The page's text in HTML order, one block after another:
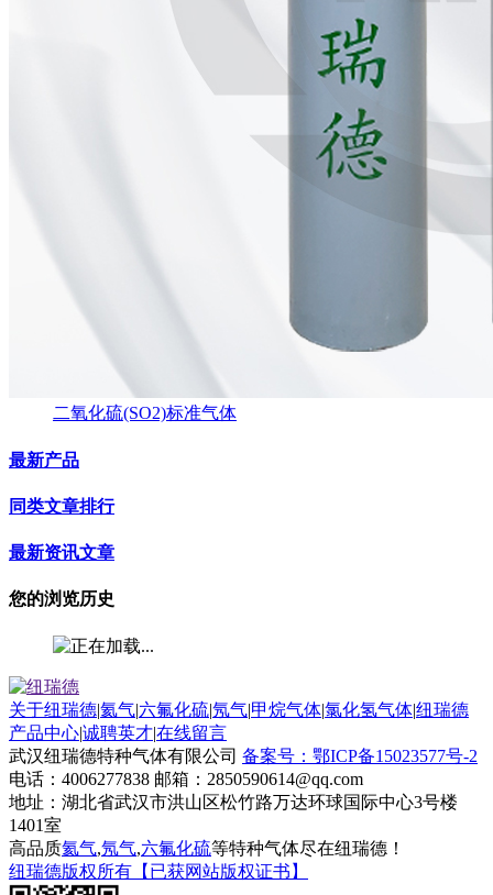
二氧化硫(SO2)标准气体
最新产品
同类文章排行
最新资讯文章
您的浏览历史
关于纽瑞德|氦气|六氟化硫|氖气|甲烷气体|氯化氢气体|纽瑞德
产品中心|诚聘英才|在线留言
武汉纽瑞德特种气体有限公司 备案号：鄂ICP备15023577号-2
电话：4006277838 邮箱：2850590614@qq.com
地址：湖北省武汉市洪山区松竹路万达环球国际中心3号楼
1401室
高品质氦气,氖气,六氟化硫等特种气体尽在纽瑞德！
纽瑞德版权所有【已获网站版权证书】